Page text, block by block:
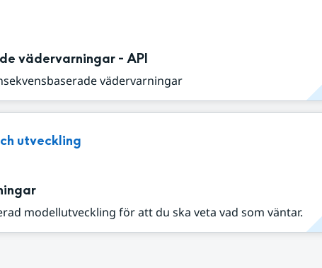
vädervarningar - API
vädervarningar
utveckling
modellutveckling för att du ska veta vad som väntar.